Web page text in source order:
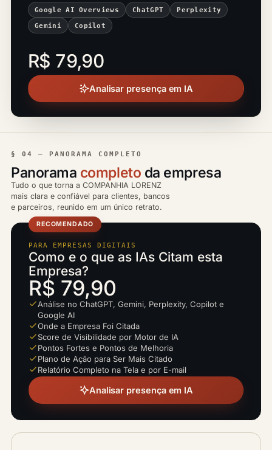
Google AI Overviews ChatGPT Perplexity
Gemini Copilot
R$ 79,90
Analisar presença em IA
§ 04 — PANORAMA COMPLETO
Panorama completo da empresa
Tudo o que torna a COMPANHIA LORENZ
mais clara e confiável para clientes, bancos
e parceiros, reunido em um único retrato.
RECOMENDADO
PARA EMPRESAS DIGITAIS
Como e o que as IAs Citam esta
Empresa?
R$ 79,90
Análise no ChatGPT, Gemini, Perplexity, Copilot e
Google AI
Onde a Empresa Foi Citada
Score de Visibilidade por Motor de IA
Pontos Fortes e Pontos de Melhoria
Plano de Ação para Ser Mais Citado
Relatório Completo na Tela e por E-mail
Analisar presença em IA